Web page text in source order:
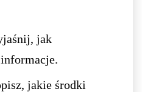
jak
jakie środki